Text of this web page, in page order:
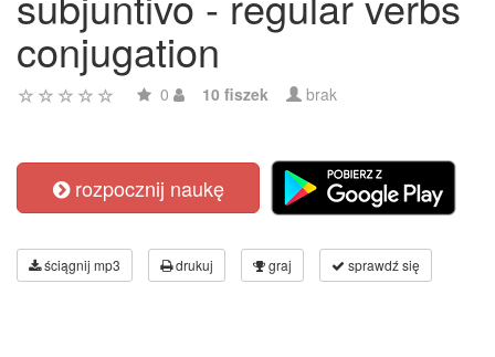
conjugation
0 10 fiszek brak
rozpocznij naukę
ściągnij mp3 drukuj graj sprawdź się